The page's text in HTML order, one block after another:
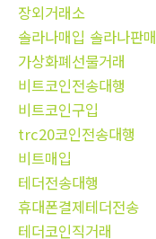
장외거래소
솔라나매입 솔라나판매
가상화폐선물거래
비트코인전송대행
비트코인구입
trc20코인전송대행
비트매입
테더전송대행
휴대폰결제테더전송
테더코인직거래